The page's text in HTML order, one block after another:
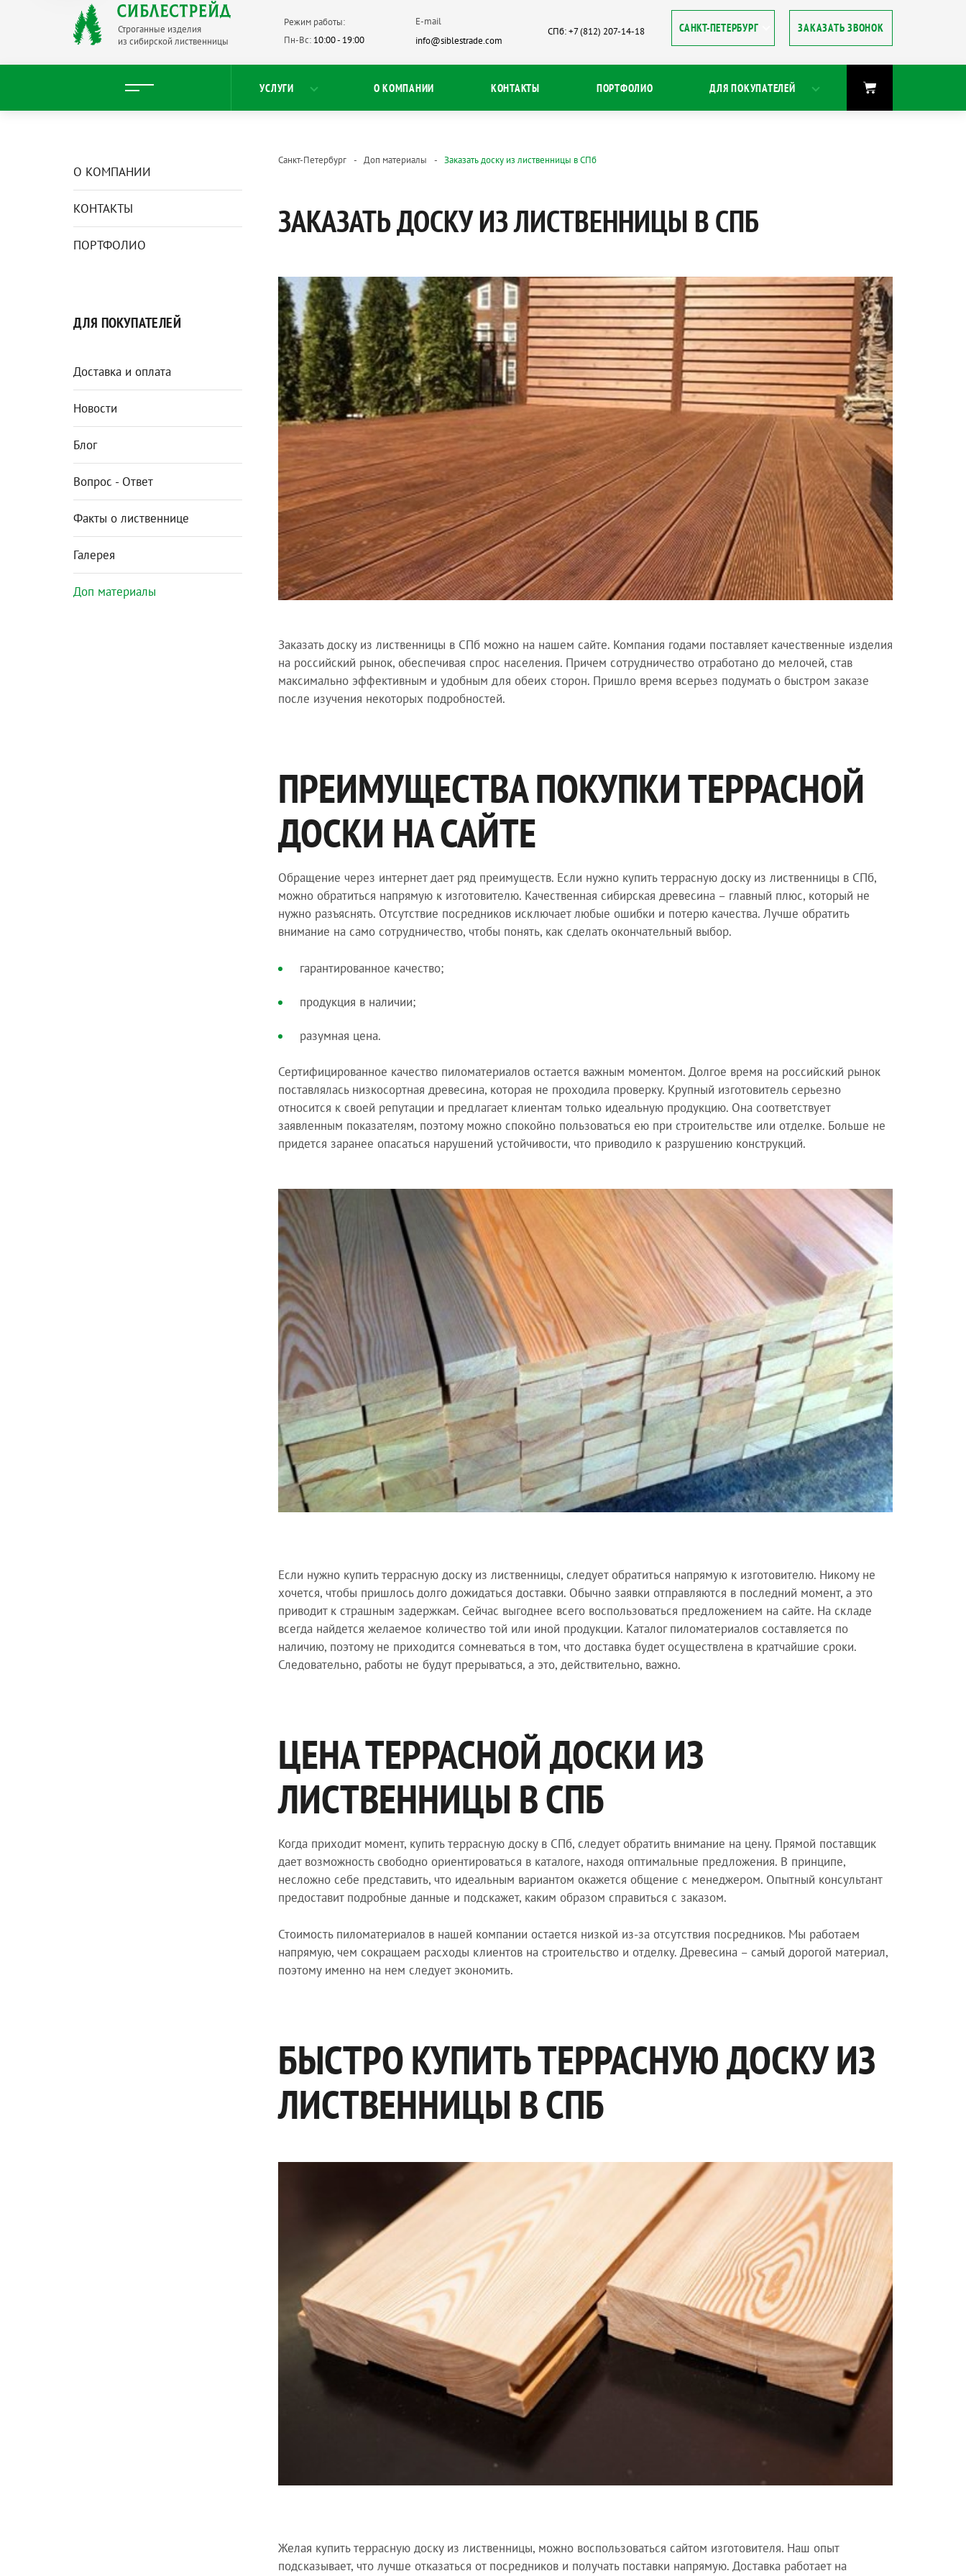
Строганные изделия
из сибирской лиственницы
ЗАКАЗАТЬ ЗВОНОК
УСЛУГИ О КОМПАНИИ КОНТАКТЫ ПОРТФОЛИО ДЛЯ ПОКУПАТЕЛЕЙ
Режим работы:
Пн-Вс: 10:00 - 19:00
E-mail
info@siblestrade.com
СПб: +7 (812) 207-14-18
О КОМПАНИИ
КОНТАКТЫ
ПОРТФОЛИО
ДЛЯ ПОКУПАТЕЛЕЙ
Доставка и оплата
Новости
Блог
Вопрос - Ответ
Факты о лиственнице
Галерея
Доп материалы
Санкт-Петербург Доп материалы Заказать доску из лиственницы в СПб
ЗАКАЗАТЬ ДОСКУ ИЗ ЛИСТВЕННИЦЫ В СПБ
Заказать доску из лиственницы в СПб можно на нашем сайте. Компания годами поставляет качественные изделия
на российский рынок, обеспечивая спрос населения. Причем сотрудничество отработано до мелочей, став
максимально эффективным и удобным для обеих сторон. Пришло время всерьез подумать о быстром заказе
после изучения некоторых подробностей.
ПРЕИМУЩЕСТВА ПОКУПКИ ТЕРРАСНОЙ
ДОСКИ НА САЙТЕ
Обращение через интернет дает ряд преимуществ. Если нужно купить террасную доску из лиственницы в СПб,
можно обратиться напрямую к изготовителю. Качественная сибирская древесина – главный плюс, который не
нужно разъяснять. Отсутствие посредников исключает любые ошибки и потерю качества. Лучше обратить
внимание на само сотрудничество, чтобы понять, как сделать окончательный выбор.
гарантированное качество;
продукция в наличии;
разумная цена.
Сертифицированное качество пиломатериалов остается важным моментом. Долгое время на российский рынок
поставлялась низкосортная древесина, которая не проходила проверку. Крупный изготовитель серьезно
относится к своей репутации и предлагает клиентам только идеальную продукцию. Она соответствует
заявленным показателям, поэтому можно спокойно пользоваться ею при строительстве или отделке. Больше не
придется заранее опасаться нарушений устойчивости, что приводило к разрушению конструкций.
Если нужно купить террасную доску из лиственницы, следует обратиться напрямую к изготовителю. Никому не
хочется, чтобы пришлось долго дожидаться доставки. Обычно заявки отправляются в последний момент, а это
приводит к страшным задержкам. Сейчас выгоднее всего воспользоваться предложением на сайте. На складе
всегда найдется желаемое количество той или иной продукции. Каталог пиломатериалов составляется по
наличию, поэтому не приходится сомневаться в том, что доставка будет осуществлена в кратчайшие сроки.
Следовательно, работы не будут прерываться, а это, действительно, важно.
ЦЕНА ТЕРРАСНОЙ ДОСКИ ИЗ
ЛИСТВЕННИЦЫ В СПБ
Когда приходит момент, купить террасную доску в СПб, следует обратить внимание на цену. Прямой поставщик
дает возможность свободно ориентироваться в каталоге, находя оптимальные предложения. В принципе,
несложно себе представить, что идеальным вариантом окажется общение с менеджером. Опытный консультант
предоставит подробные данные и подскажет, каким образом справиться с заказом.
Стоимость пиломатериалов в нашей компании остается низкой из-за отсутствия посредников. Мы работаем
напрямую, чем сокращаем расходы клиентов на строительство и отделку. Древесина – самый дорогой материал,
поэтому именно на нем следует экономить.
БЫСТРО КУПИТЬ ТЕРРАСНУЮ ДОСКУ ИЗ
ЛИСТВЕННИЦЫ В СПБ
Желая купить террасную доску из лиственницы, можно воспользоваться сайтом изготовителя. Наш опыт
подсказывает, что лучше отказаться от посредников и получать поставки напрямую. Доставка работает на